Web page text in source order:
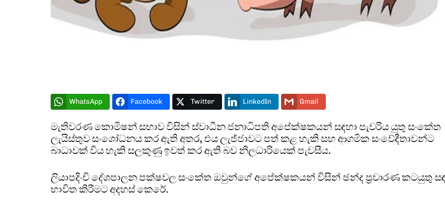
WhatsApp Facebook Twitter LinkedIn Gmail
මැතිවරණ කොමිෂන් සභාව විසින් ස්වාධීන ජනාධිපති අපේක්ෂකයන් සඳහා පැවරිය යුතු සංකේත
ලැයිස්තුව සංශෝධනය කර ඇති අතර, එය ලැජ්ජාවට පත් කළ හැකි සහ ආගමික සංවේදීතාවන්ට
බාධාවක් විය හැකි සලකුණු ඉවත් කර ඇති බව නිලධාරියෙක් පැවසීය.
ලියාපදිංචි දේශපාලන පක්ෂවල සංකේත ඔවුන්ගේ අපේක්ෂකයන් විසින් ඡන්ද ප්‍රචාරණ කටයුතු
භාවිත කිරීමට අදහස් කෙරේ.